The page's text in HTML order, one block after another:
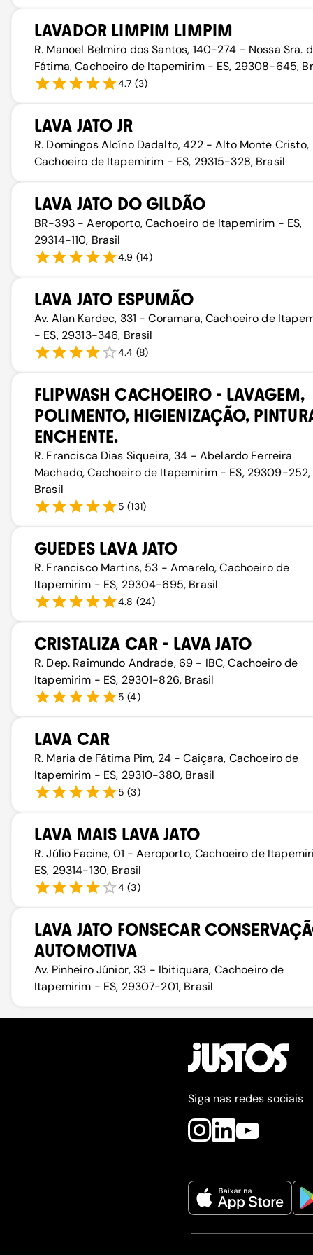
LAVADOR LIMPIM LIMPIM
R. Manoel Belmiro dos Santos, 140-274 - Nossa Sra.
Fátima, Cachoeiro de Itapemirim - ES, 29308-645,
4.7 (3)
LAVA JATO JR
R. Domingos Alcíno Dadalto, 422 - Alto Monte Cristo,
Cachoeiro de Itapemirim - ES, 29315-328, Brasil
LAVA JATO DO GILDÃO
BR-393 - Aeroporto, Cachoeiro de Itapemirim - ES,
29314-110, Brasil
4.9 (14)
LAVA JATO ESPUMÃO
Av. Alan Kardec, 331 - Coramara, Cachoeiro de
- ES, 29313-346, Brasil
4.4 (8)
FLIPWASH CACHOEIRO - LAVAGEM,
POLIMENTO, HIGIENIZAÇÃO,
ENCHENTE.
R. Francisca Dias Siqueira, 34 - Abelardo Ferreira
Machado, Cachoeiro de Itapemirim - ES, 29309-252,
Brasil
5 (131)
GUEDES LAVA JATO
R. Francisco Martins, 53 - Amarelo, Cachoeiro de
Itapemirim - ES, 29304-695, Brasil
4.8 (24)
CRISTALIZA CAR - LAVA JATO
R. Dep. Raimundo Andrade, 69 - IBC, Cachoeiro de
Itapemirim - ES, 29301-826, Brasil
5 (4)
LAVA CAR
R. Maria de Fátima Pim, 24 - Caiçara, Cachoeiro de
Itapemirim - ES, 29310-380, Brasil
5 (3)
LAVA MAIS LAVA JATO
R. Júlio Facine, 01 - Aeroporto, Cachoeiro de
ES, 29314-130, Brasil
4 (3)
LAVA JATO FONSECAR
AUTOMOTIVA
Av. Pinheiro Júnior, 33 - Ibitiquara, Cachoeiro de
Itapemirim - ES, 29307-201, Brasil
Siga nas redes sociais